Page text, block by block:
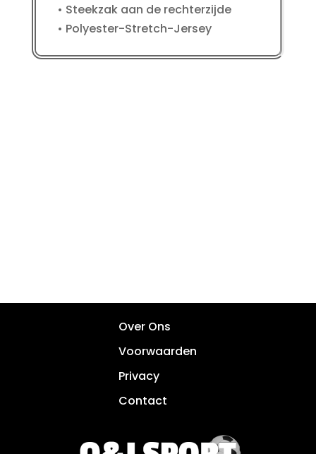
• Steekzak aan de rechterzijde
• Polyester-Stretch-Jersey
Over Ons
Voorwaarden
Privacy
Contact